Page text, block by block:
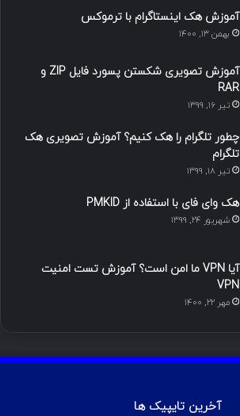
آموزش هک اینستاگرام با ترموکس
بهمن ۱۳, ۱۴۰۰
آموزش تصویری شکستن پسورد فایل ZIP و
RAR
تیر ۱۶, ۱۳۹۹
چطور تلگرام را هک کنیم؟ آموزش تصویری هک
تلگرام
تیر ۱۸, ۱۳۹۹
هک وای فای با استفاده از PMKID
شهریور ۲۴, ۱۳۹۹
آیا VPN ما امن است؟ آموزش تست امنیت
VPN
مهر ۲۲, ۱۴۰۰
آخرین تایپیک ها